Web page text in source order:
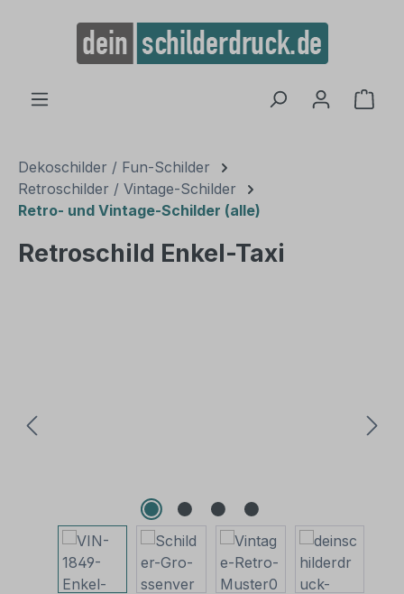
springen
Dekoschilder / Fun-Schilder
Retroschilder / Vintage-Schilder
Retro- und Vintage-Schilder (alle)
Retroschild Enkel-Taxi